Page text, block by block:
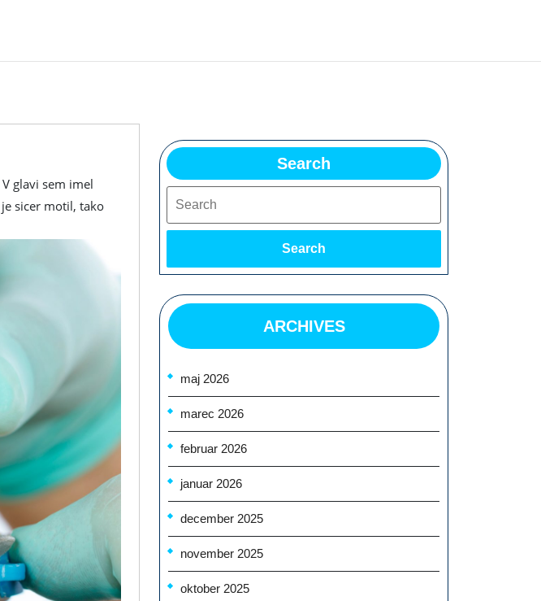
sicer motil, tako
Search
Search
ARCHIVES
maj 2026
marec 2026
februar 2026
januar 2026
december 2025
november 2025
oktober 2025